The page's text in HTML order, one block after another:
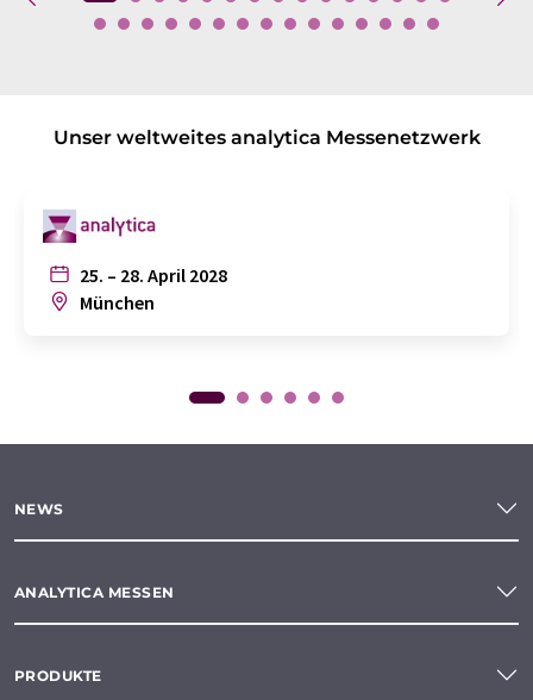
Unser weltweites analytica Messenetzwerk
25. – 28. April 2028
München
NEWS
ANALYTICA MESSEN
PRODUKTE